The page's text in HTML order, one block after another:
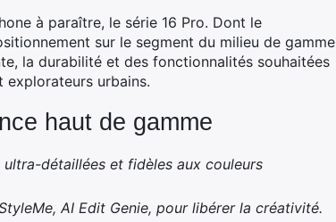
à paraître, le série 16 Pro. Dont le
sur le segment du milieu de gamme
la durabilité et des fonctionnalités souhaitées
explorateurs urbains.
haut de gamme
détaillées et fidèles aux couleurs
AI Edit Genie, pour libérer la créativité.